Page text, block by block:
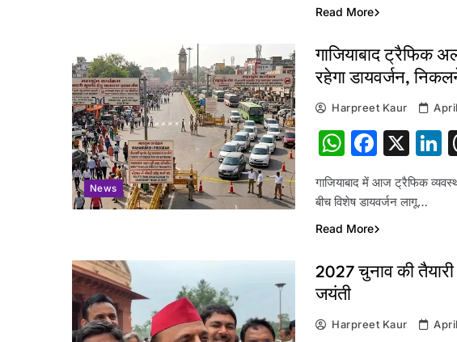
Read More
News
गाजियाबाद ट्रैफिक
रहेगा डायवर्जन,
Harpreet Kaur
X
गाजियाबाद में आज ट्रैफिक
बीच विशेष डायवर्जन लागू…
Read More
2027 चुनाव की
जयंती
Harpreet Kaur